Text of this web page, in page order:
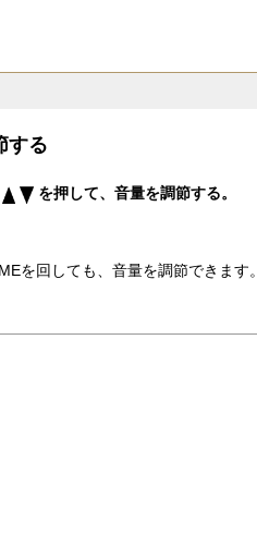
する
を押して、音量を調節する。
を回しても、音量を調節できます。